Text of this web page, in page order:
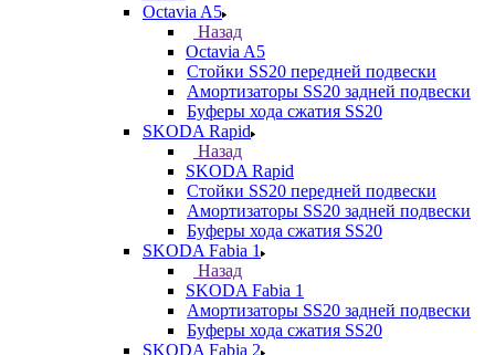
Octavia A5
Назад
Octavia A5
Стойки SS20 передней подвески
Амортизаторы SS20 задней подвески
Буферы хода сжатия SS20
SKODA Rapid
Назад
SKODA Rapid
Стойки SS20 передней подвески
Амортизаторы SS20 задней подвески
Буферы хода сжатия SS20
SKODA Fabia 1
Назад
SKODA Fabia 1
Амортизаторы SS20 задней подвески
Буферы хода сжатия SS20
SKODA Fabia 2